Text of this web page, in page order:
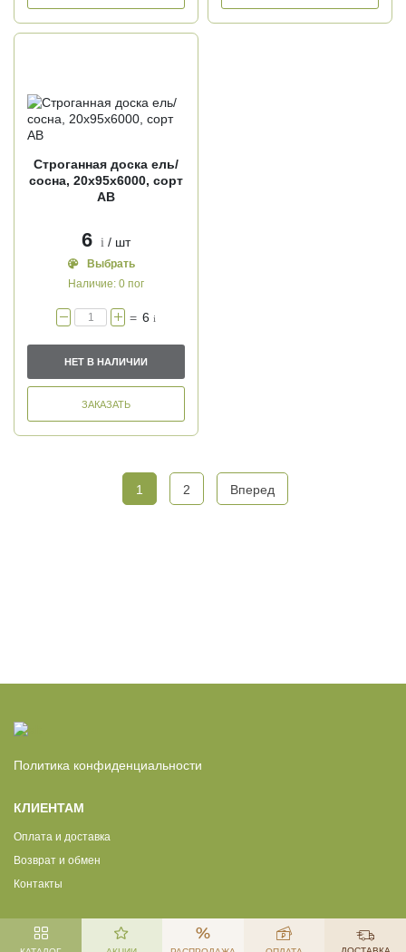
Строганная доска ель/
сосна, 20х95х6000, сорт
АВ
6 i / шт
Выбрать
Наличие: 0 пог
= 6 i
НЕТ В НАЛИЧИИ
ЗАКАЗАТЬ
1 2 Вперед
Политика конфиденциальности
КЛИЕНТАМ
Оплата и доставка
Возврат и обмен
Контакты